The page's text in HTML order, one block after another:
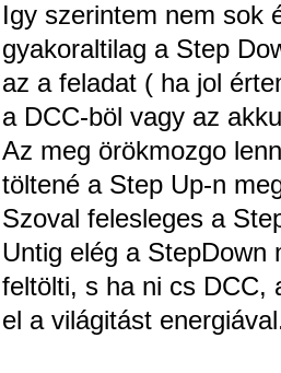
Igy szerintem nem sok
gyakoraltilag a Step
az a feladat ( ha jol
a DCC-böl vagy az
Az meg örökmozgo
töltené a Step Up-n
Szoval felesleges a
Untig elég a StepDown
feltölti, s ha ni cs DCC,
el a világitást